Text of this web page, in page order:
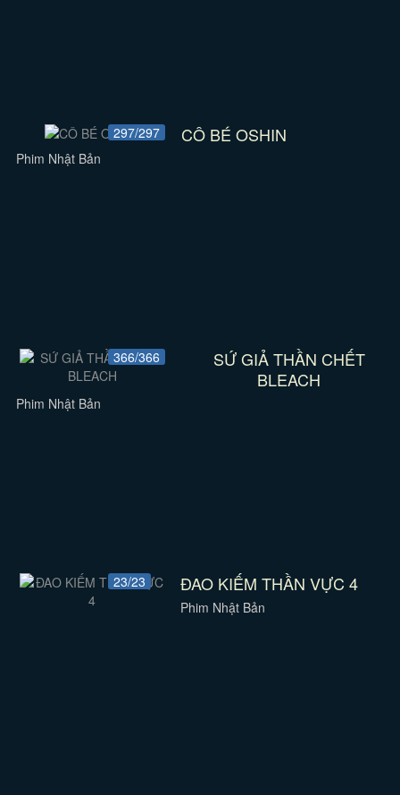
297/297 CÔ BÉ OSHIN
Phim Nhật Bản
366/366
SỨ GIẢ THẦN CHẾT
BLEACH
Phim Nhật Bản
23/23 ĐAO KIẾM THẦN VỰC 4
Phim Nhật Bản